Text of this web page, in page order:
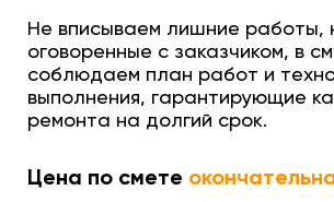
Не вписываем лишние работы,
оговоренные с заказчиком, в
соблюдаем план работ и
выполнения, гарантирующие
ремонта на долгий срок.
Цена по смете